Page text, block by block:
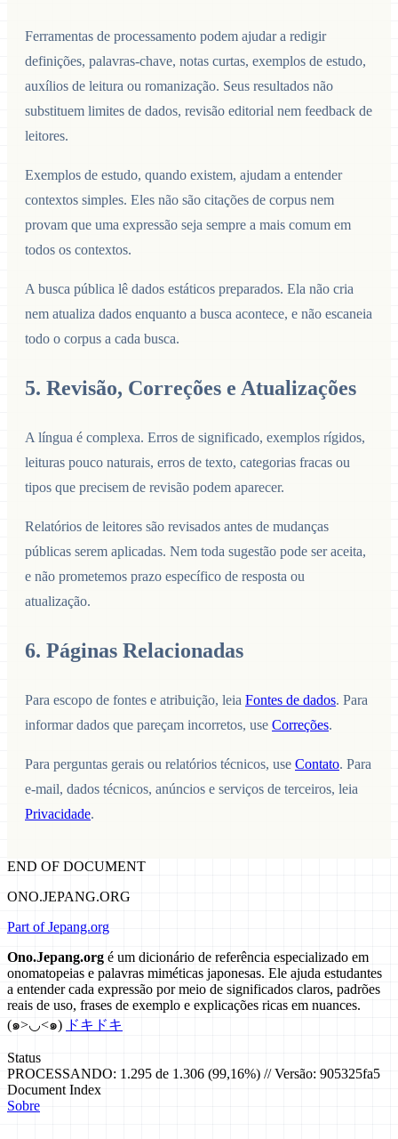
Ferramentas de processamento podem ajudar a redigir
definições, palavras-chave, notas curtas, exemplos de estudo,
auxílios de leitura ou romanização. Seus resultados não
substituem limites de dados, revisão editorial nem feedback de
leitores.
Exemplos de estudo, quando existem, ajudam a entender
contextos simples. Eles não são citações de corpus nem
provam que uma expressão seja sempre a mais comum em
todos os contextos.
A busca pública lê dados estáticos preparados. Ela não cria
nem atualiza dados enquanto a busca acontece, e não escaneia
todo o corpus a cada busca.
5. Revisão, Correções e Atualizações
A língua é complexa. Erros de significado, exemplos rígidos,
leituras pouco naturais, erros de texto, categorias fracas ou
tipos que precisem de revisão podem aparecer.
Relatórios de leitores são revisados antes de mudanças
públicas serem aplicadas. Nem toda sugestão pode ser aceita,
e não prometemos prazo específico de resposta ou
atualização.
6. Páginas Relacionadas
Para escopo de fontes e atribuição, leia Fontes de dados. Para
informar dados que pareçam incorretos, use Correções.
Para perguntas gerais ou relatórios técnicos, use Contato. Para
e-mail, dados técnicos, anúncios e serviços de terceiros, leia
Privacidade.
END OF DOCUMENT
ONO.JEPANG.ORG
Part of Jepang.org
Ono.Jepang.org é um dicionário de referência especializado em
onomatopeias e palavras miméticas japonesas. Ele ajuda estudantes
a entender cada expressão por meio de significados claros, padrões
reais de uso, frases de exemplo e explicações ricas em nuances.
(๑>◡<๑) ドキドキ
Status
PROCESSANDO: 1.295 de 1.306 (99,16%) // Versão: 905325fa5
Document Index
Sobre